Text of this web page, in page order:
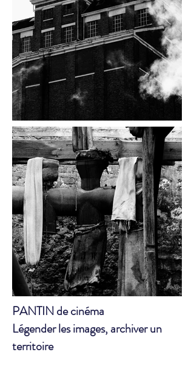
PANTIN de cinéma
Légender les images, archiver un
territoire